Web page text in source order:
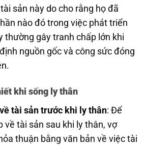
sản này do cho rằng họ đã
nào đó trong việc phát triển
thường gây tranh chấp lớn khi
nguồn gốc và công sức đóng
khi sống ly thân
tài sản trước khi ly thân: Để
về tài sản sau khi ly thân, vợ
thuận bằng văn bản về việc tài